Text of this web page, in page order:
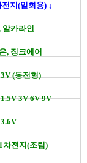
지(일회용) ↓
알카라인
, 징크에어
(동전형)
3V 6V 9V
차전지(조립)